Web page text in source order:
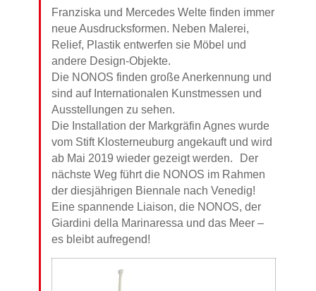
Franziska und Mercedes Welte finden immer
neue Ausdrucksformen. Neben Malerei,
Relief, Plastik entwerfen sie Möbel und
andere Design-Objekte.
Die NONOS finden große Anerkennung und
sind auf Internationalen Kunstmessen und
Ausstellungen zu sehen.
Die Installation der Markgräfin Agnes wurde
vom Stift Klosterneuburg angekauft und wird
ab Mai 2019 wieder gezeigt werden. Der
nächste Weg führt die NONOS im Rahmen
der diesjährigen Biennale nach Venedig!
Eine spannende Liaison, die NONOS, der
Giardini della Marinaressa und das Meer –
es bleibt aufregend!